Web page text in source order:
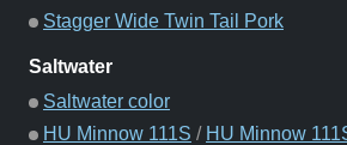
Stagger Wide Twin Tail Pork
Saltwater
Saltwater color
HU Minnow 111S / HU Minnow